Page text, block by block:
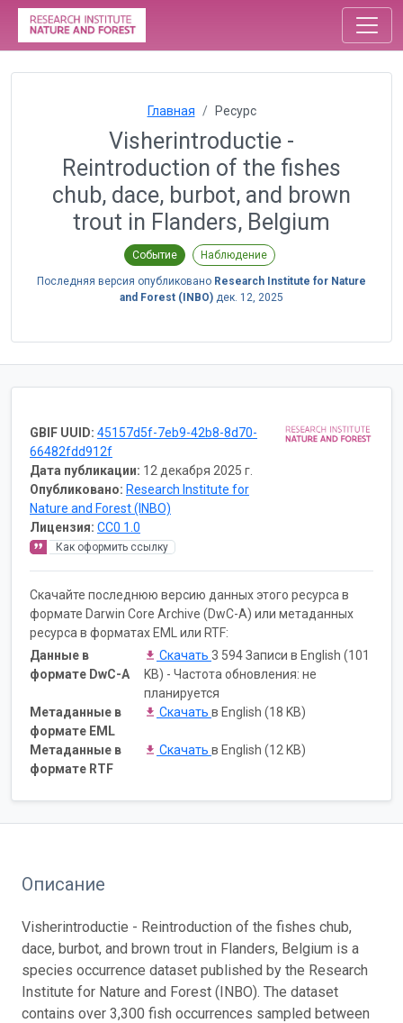
Главная Ресурс
Visherintroductie -
Reintroduction of the fishes
chub, dace, burbot, and brown
trout in Flanders, Belgium
Событие Наблюдение
Последняя версия опубликовано Research Institute for Nature
and Forest (INBO) дек. 12, 2025
GBIF UUID: 45157d5f-7eb9-42b8-8d70-
66482fdd912f
Дата публикации: 12 декабря 2025 г.
Опубликовано: Research Institute for
Nature and Forest (INBO)
Лицензия: CC0 1.0
Как оформить ссылку
Скачайте последнюю версию данных этого ресурса в
формате Darwin Core Archive (DwC-A) или метаданных
ресурса в форматах EML или RTF:
Данные в
формате DwC-A
Скачать 3 594 Записи в English (101
KB) - Частота обновления: не
планируется
Метаданные в
формате EML
Скачать в English (18 KB)
Метаданные в
формате RTF
Скачать в English (12 KB)
Описание
Visherintroductie - Reintroduction of the fishes chub,
dace, burbot, and brown trout in Flanders, Belgium is a
species occurrence dataset published by the Research
Institute for Nature and Forest (INBO). The dataset
contains over 3,300 fish occurrences sampled between